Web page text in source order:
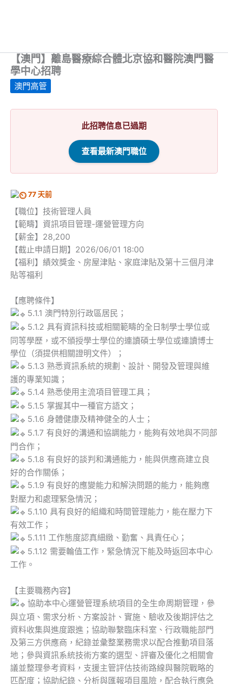
【澳門】離島醫療綜合體北京協和醫院澳門醫
學中心招聘
澳門高管
此招聘信息已過期
查看最新澳門職位
77 天前
【職位】技術管理人員
【範疇】資訊項目管理-運營管理方向
【薪金】28,200
【截止申請日期】2026/06/01 18:00
【福利】績效獎金、房屋津貼、家庭津貼及第十三個月津
貼等福利
【應聘條件】
5.1.1 澳門特別行政區居民；
5.1.2 具有資訊科技或相關範疇的全日制學士學位或
同等學歷，或不頒授學士學位的連讀碩士學位或連讀博士
學位（須提供相關證明文件）；
5.1.3 熟悉資訊系統的規劃、設計、開發及管理與維
護的專業知識；
5.1.4 熟悉使用主流項目管理工具；
5.1.5 掌握其中一種官方語文；
5.1.6 身體健康及精神健全的人士；
5.1.7 有良好的溝通和協調能力，能夠有效地與不同部
門合作；
5.1.8 有良好的談判和溝通能力，能與供應商建立良
好的合作關係；
5.1.9 有良好的應變能力和解決問題的能力，能夠應
對壓力和處理緊急情況；
5.1.10 具有良好的組織和時間管理能力，能在壓力下
有效工作；
5.1.11 工作態度認真細緻、勤奮、具責任心；
5.1.12 需要輪值工作，緊急情況下能及時返回本中心
工作。
【主要職務內容】
協助本中心運營管理系統項目的全生命周期管理，參
與立項、需求分析、方案設計、實施、驗收及後期評估之
資料收集與進度跟進；協助聯繫臨床科室、行政職能部門
及第三方供應商，紀錄並彙整業務需求以配合推動項目落
地；參與資訊系統技術方案的選型、評審及優化之相關會
議並整理參考資料，支援主管評估技術路線與醫院戰略的
匹配度；協助紀錄、分析與匯報項目風險，配合執行應急